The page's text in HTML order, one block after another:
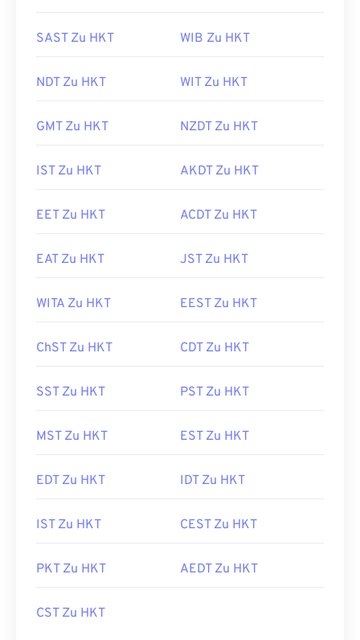
SAST Zu HKT WIB Zu HKT
NDT Zu HKT WIT Zu HKT
GMT Zu HKT NZDT Zu HKT
IST Zu HKT AKDT Zu HKT
EET Zu HKT ACDT Zu HKT
EAT Zu HKT JST Zu HKT
WITA Zu HKT EEST Zu HKT
ChST Zu HKT CDT Zu HKT
SST Zu HKT PST Zu HKT
MST Zu HKT EST Zu HKT
EDT Zu HKT IDT Zu HKT
IST Zu HKT CEST Zu HKT
PKT Zu HKT AEDT Zu HKT
CST Zu HKT